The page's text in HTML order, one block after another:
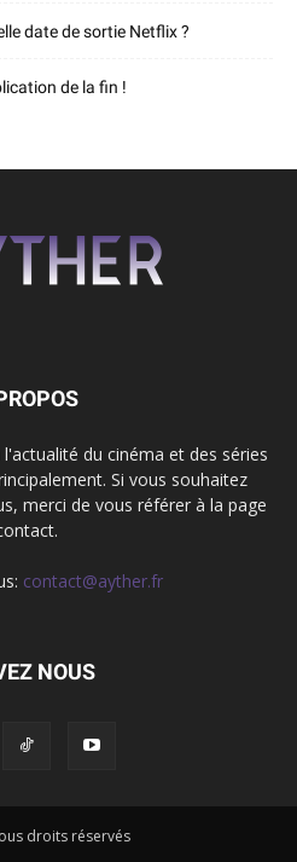
date de sortie Netflix ?
de la fin !
du cinéma et des séries
Si vous souhaitez
merci de vous référer à la page
contact@ayther.fr
NOUS
droits réservés